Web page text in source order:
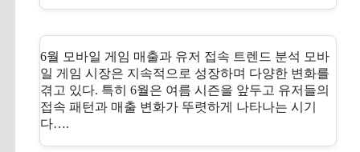
6월 모바일 게임 매출과 유저 접속 트렌드 분석 모바
일 게임 시장은 지속적으로 성장하며 다양한 변화를
겪고 있다. 특히 6월은 여름 시즌을 앞두고 유저들의
접속 패턴과 매출 변화가 뚜렷하게 나타나는 시기
다….